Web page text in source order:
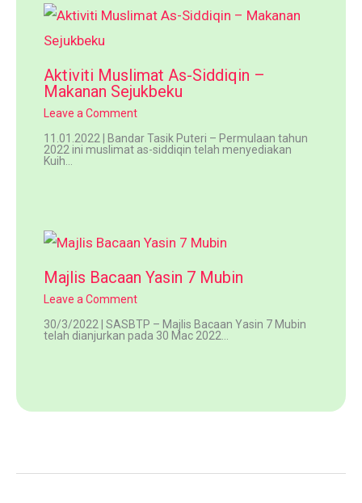
Aktiviti Muslimat As-Siddiqin –
Makanan Sejukbeku
Leave a Comment
11.01.2022 | Bandar Tasik Puteri – Permulaan tahun
2022 ini muslimat as-siddiqin telah menyediakan
Kuih…
Majlis Bacaan Yasin 7 Mubin
Leave a Comment
30/3/2022 | SASBTP – Majlis Bacaan Yasin 7 Mubin
telah dianjurkan pada 30 Mac 2022…